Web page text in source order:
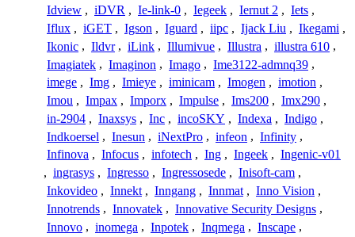
Idview , iDVR , Ie-link-0 , Iegeek , Iernut 2 , Iets ,
Iflux , iGET , Igson , Iguard , iipc , Ijack Liu , Ikegami ,
Ikonic , Ildvr , iLink , Illumivue , Illustra , illustra 610 ,
Imagiatek , Imaginon , Imago , Ime3122-admnq39 ,
imege , Img , Imieye , iminicam , Imogen , imotion ,
Imou , Impax , Imporx , Impulse , Ims200 , Imx290 ,
in-2904 , Inaxsys , Inc , incoSKY , Indexa , Indigo ,
Indkoersel , Inesun , iNextPro , infeon , Infinity ,
Infinova , Infocus , infotech , Ing , Ingeek , Ingenic-v01
, ingrasys , Ingresso , Ingressosede , Inisoft-cam ,
Inkovideo , Innekt , Inngang , Innmat , Inno Vision ,
Innotrends , Innovatek , Innovative Security Designs ,
Innovo , inomega , Inpotek , Inqmega , Inscape ,